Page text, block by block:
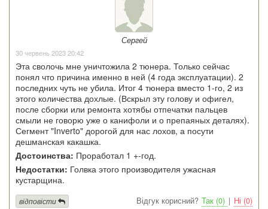
Сергей
30 червень 2023 20:42
Эта сволочь мне уничтожила 2 тюнера. Только сейчас
понял что причина именно в ней (4 года эксплуатации). 2
последних чуть не убила. Итог 4 тюнера вместо 1-го, 2 из
этого количества дохлые. (Вскрыл эту голову и офигел,
после сборки или ремонта хотябы отпечатки пальцев
смыли не говорю уже о канифоли и о препаяных деталях).
Сегмент "Inverto" дорогой для нас лохов, а посути
дешманская какашка.
Достоинства: Проработал 1 +-год.
Недостатки: Голвка этого производителя ужасная
кустарщина.
Відгук корисний? Так (0) | Ні (0)
відповісти